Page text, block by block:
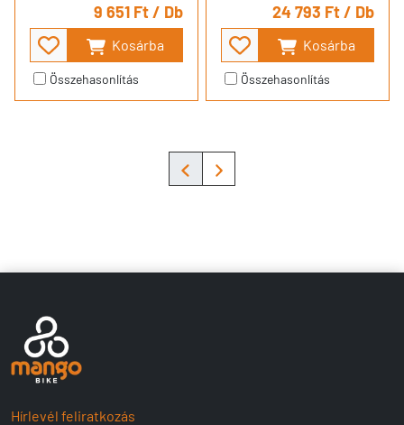
9 651 Ft/ Db
Kosárba
Összehasonlítás
24 793 Ft/ Db
Kosárba
Összehasonlítás
Hírlevél feliratkozás